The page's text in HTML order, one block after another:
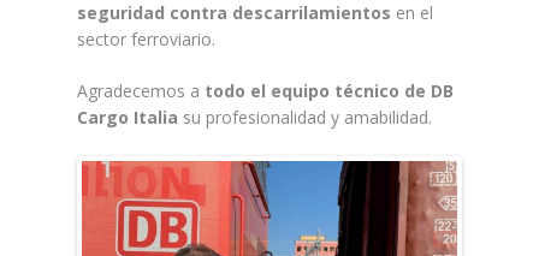
seguridad contra descarrilamientos en el
sector ferroviario.
Agradecemos a todo el equipo técnico de DB
Cargo Italia su profesionalidad y amabilidad.